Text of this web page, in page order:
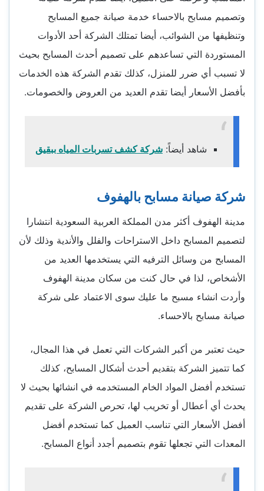
وتصميم مسابح بالاحساء خدمة صيانة جميع المسابح
وتنظيفها من الشوائب، أيضا تمتلك الشركة أحد الأدوات
المستوردة التي تساعدهم على تصميم أحدث المسابح بحيث
لا تسبب أي ضرر للمنزل، كذلك تقدم الشركة هذه الخدمات
بأفضل الأسعار أيضا تقدم العديد من العروض والخصومات.
شاهد أيضاً: شركة كشف تسربات المياه ببقيق
شركة صيانة مسابح بالهفوف
مدينة الهفوف أكثر مدن المملكة العربية السعودية انتشارا
لتصميم المسابح داخل الاستراحات والفلل والأندية وذلك لأن
المسابح من وسائل الترفيه التي يستخدمها العديد من
الأشخاص، لذا في حال كنت من سكان مدينة الهفوف
وأردت انشاء مسبح ما عليك سوى الاعتماد على شركة
صيانة مسابح بالاحساء.
حيث تعتبر من أكبر الشركات التي تعمل في هذا المجال،
كما تتميز الشركة بتقديم أحدث أشكال المسابح، كذلك
تستخدم أفضل المواد الخام المستخدمه في انشائها بحيث لا
يحدث أي أعطال أو تخريب لها، تحرص الشركة على تقديم
أفضل الأسعار التي تناسب العميل كما تستخدم أفضل
المعدات التي تجعلها تقوم بتصميم أجدد أنواع المسابح.